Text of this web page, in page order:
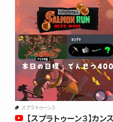
スプラトゥーン3
【スプラトゥーン３】カ